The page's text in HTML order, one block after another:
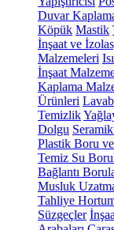
Duvar
Köpük Mastik
İnşaat ve
Malzemeleri
İnşaat
Kaplama
Ürünleri
Temizlik
Dolgu Seramik
Plastik Boru
Temiz Su
Bağlantı
Musluk
Tahliye
Süzgeçler